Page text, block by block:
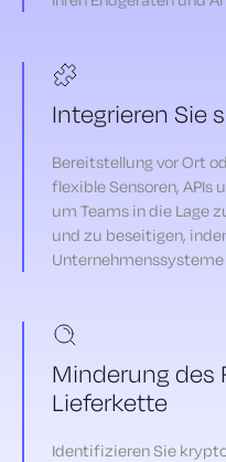
Integrieren Sie
Bereitstellung vor Ort
flexible Sensoren, APIs
um Teams in die Lage
und zu beseitigen,
Minderung des
Lieferkette
Identifizieren Sie